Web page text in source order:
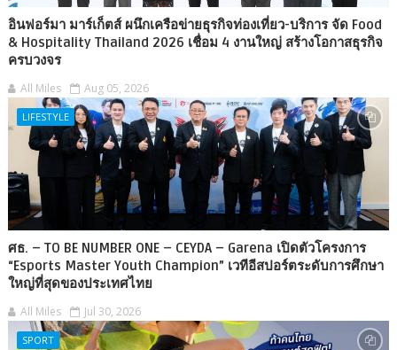
อินฟอร์มา มาร์เก็ตส์ ผนึกเครือข่ายธุรกิจท่องเที่ยว-บริการ จัด Food
& Hospitality Thailand 2026 เชื่อม 4 งานใหญ่ สร้างโอกาสธุรกิจ
ครบวงจร
All Miles Aug 05, 2026
LIFESTYLE
ศธ. – TO BE NUMBER ONE – CEYDA – Garena เปิดตัวโครงการ
“Esports Master Youth Champion” เวทีอีสปอร์ตระดับการศึกษา
ใหญ่ที่สุดของประเทศไทย
All Miles Jul 30, 2026
SPORT